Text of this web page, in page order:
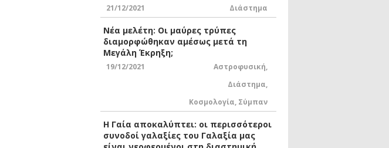
21/12/2021 Διάστημα
Νέα μελέτη: Οι μαύρες τρύπες
διαμορφώθηκαν αμέσως μετά τη
Μεγάλη Έκρηξη;
19/12/2021 Αστροφυσική,
Διάστημα,
Κοσμολογία, Σύμπαν
Η Γαία αποκαλύπτει: οι περισσότεροι
συνοδοί γαλαξίες του Γαλαξία μας